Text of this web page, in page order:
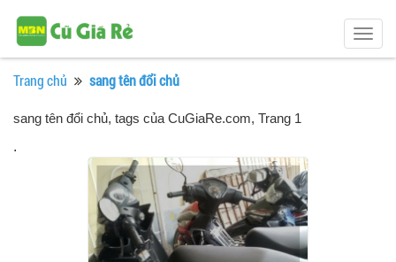
Trang chủ sang tên đổi chủ
sang tên đổi chủ, tags của CuGiaRe.com, Trang 1
.